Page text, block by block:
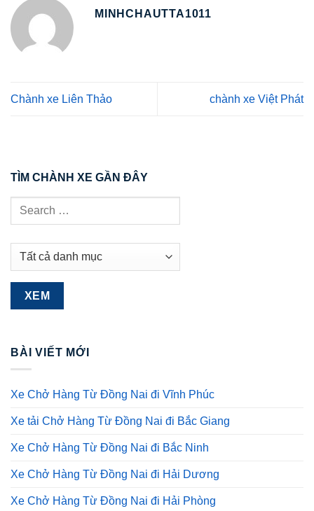
MINHCHAUTTA1011
Chành xe Liên Thảo chành xe Việt Phát
TÌM CHÀNH XE GẦN ĐÂY
BÀI VIẾT MỚI
Xe Chở Hàng Từ Đồng Nai đi Vĩnh Phúc
Xe tải Chở Hàng Từ Đồng Nai đi Bắc Giang
Xe Chở Hàng Từ Đồng Nai đi Bắc Ninh
Xe Chở Hàng Từ Đồng Nai đi Hải Dương
Xe Chở Hàng Từ Đồng Nai đi Hải Phòng